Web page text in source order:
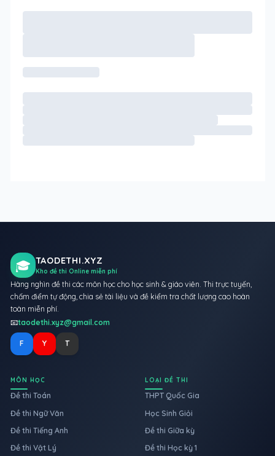
🎓 TAODETHI.XYZ
Kho đề thi Online miễn phí
Hàng nghìn đề thi các môn học cho học sinh & giáo viên. Thi trực tuyến,
chấm điểm tự động, chia sẻ tài liệu và đề kiểm tra chất lượng cao hoàn
toàn miễn phí.
📧taodethi.xyz@gmail.com
F Y T
MÔN HỌC
Đề thi Toán
Đề thi Ngữ Văn
Đề thi Tiếng Anh
Đề thi Vật Lý
LOẠI ĐỀ THI
THPT Quốc Gia
Học Sinh Giỏi
Đề thi Giữa kỳ
Đề thi Học kỳ 1